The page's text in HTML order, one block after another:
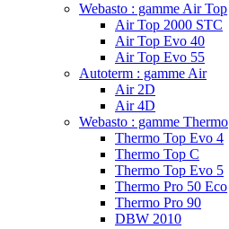
Webasto : gamme Air Top
Air Top 2000 STC
Air Top Evo 40
Air Top Evo 55
Autoterm : gamme Air
Air 2D
Air 4D
Webasto : gamme Thermo
Thermo Top Evo 4
Thermo Top C
Thermo Top Evo 5
Thermo Pro 50 Eco
Thermo Pro 90
DBW 2010